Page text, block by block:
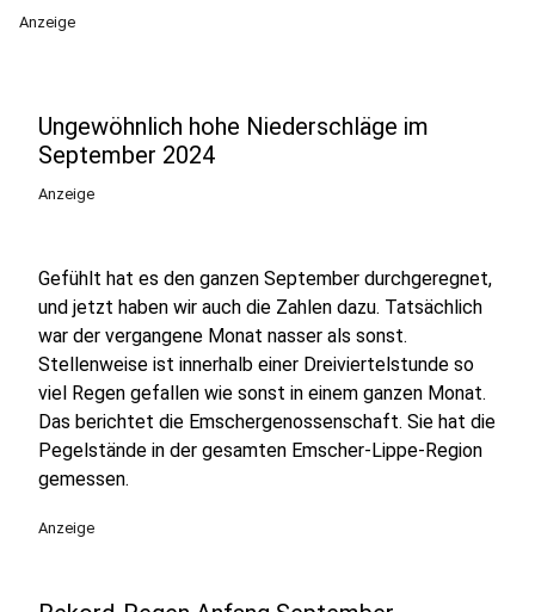
Anzeige
Ungewöhnlich hohe Niederschläge im
September 2024
Anzeige
Gefühlt hat es den ganzen September durchgeregnet,
und jetzt haben wir auch die Zahlen dazu. Tatsächlich
war der vergangene Monat nasser als sonst.
Stellenweise ist innerhalb einer Dreiviertelstunde so
viel Regen gefallen wie sonst in einem ganzen Monat.
Das berichtet die Emschergenossenschaft. Sie hat die
Pegelstände in der gesamten Emscher-Lippe-Region
gemessen.
Anzeige